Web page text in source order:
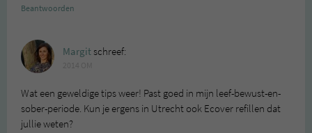
Beantwoorden
Margitschreef:
Wat een geweldige tips weer! Past goed in mijn leef-bewust-en-
sober-periode. Kun je ergens in Utrecht ook Ecover refillen dat
jullie weten?